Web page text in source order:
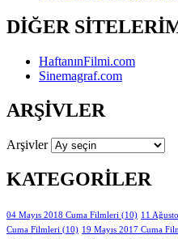
DIĞER
HaftanınFilmi.com
Sinemagraf.com
ARŞIVLER
Arşivler
KATEGORILER
04 Mayıs 2018 Cuma Filmleri (10) 11
Cuma Filmleri (10) 19 Mayıs 2017 Cuma